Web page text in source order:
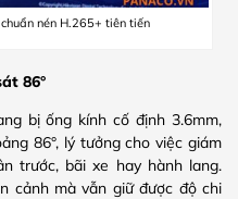
nén H.265+ tiên tiến
86°
bị ống kính cố định 3.6mm,
86°, lý tưởng cho việc giám
trước, bãi xe hay hành lang.
cảnh mà vẫn giữ được độ chi